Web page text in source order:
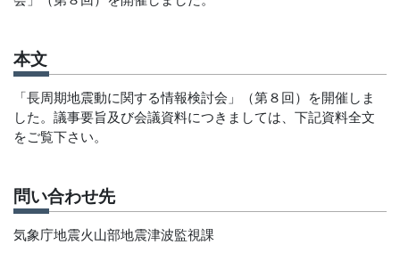
本文
「長周期地震動に関する情報検討会」（第８回）を開催しま
した。議事要旨及び会議資料につきましては、下記資料全文
をご覧下さい。
問い合わせ先
気象庁地震火山部地震津波監視課